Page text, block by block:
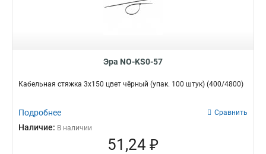
Эра NO-KS0-57
Кабельная стяжка 3х150 цвет чёрный (упак. 100 штук) (400/4800)
Подробнее Сравнить
Наличие: В наличии
51,24 ₽